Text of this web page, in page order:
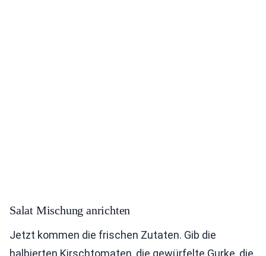
Salat Mischung anrichten
Jetzt kommen die frischen Zutaten. Gib die
halbierten Kirschtomaten, die gewürfelte Gurke, die